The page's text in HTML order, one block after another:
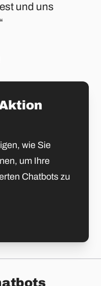
und uns
wie Sie
um Ihre
Chatbots zu